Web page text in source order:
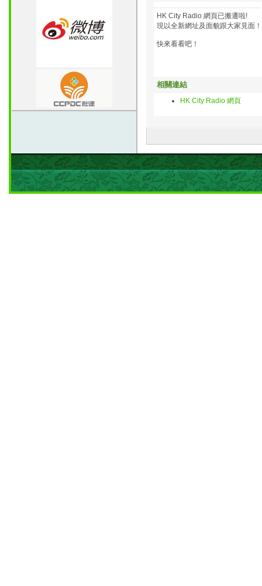
HK City Radio 網頁已搬遷啦!
現以全新網址及面貌跟大家見面！
快來看看吧！
相關連結
HK City Radio 網頁